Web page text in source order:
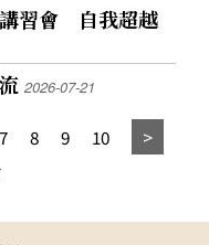
習會 自我超越
2026-07-21
7 8 9 10